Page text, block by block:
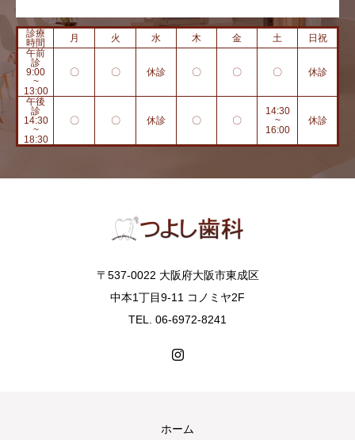
診療
時間
月 火 水 木 金 土
日祝
午前
診
9:00
~
13:00
〇 〇 休診 〇 〇 〇 休診
午後
診
14:30
~
18:30
〇 〇 休診 〇 〇
14:30
~
16:00
休診
〒537-0022 大阪府大阪市東成区
中本1丁目9-11 コノミヤ2F
TEL. 06-6972-8241
ホーム